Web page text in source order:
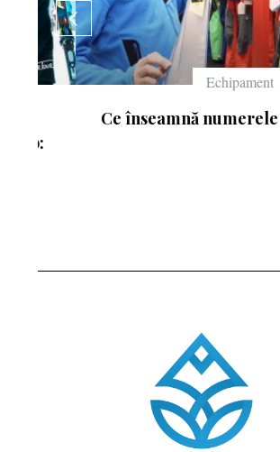
Echipament
Ce înseamnă numerele de